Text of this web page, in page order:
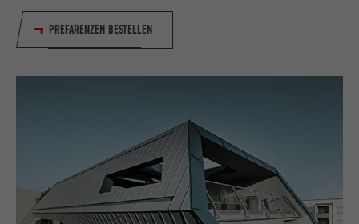
PREFARENZEN BESTELLEN